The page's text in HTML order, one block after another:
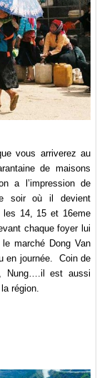
vous arriverez au
de maisons
a l’impression de
soir où il devient
les 14, 15 et 16eme
chaque foyer lui
marché Dong Van
en journée.
Coin de
Nung….il est aussi
région.